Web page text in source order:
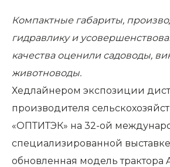
Компактные габариты,
гидравлику и
качества оценили садоводы,
животноводы.
Хедлайнером экспозиции
производителя
«ОПТИТЭК» на 32-ой
специализированной
обновленная модель трактора